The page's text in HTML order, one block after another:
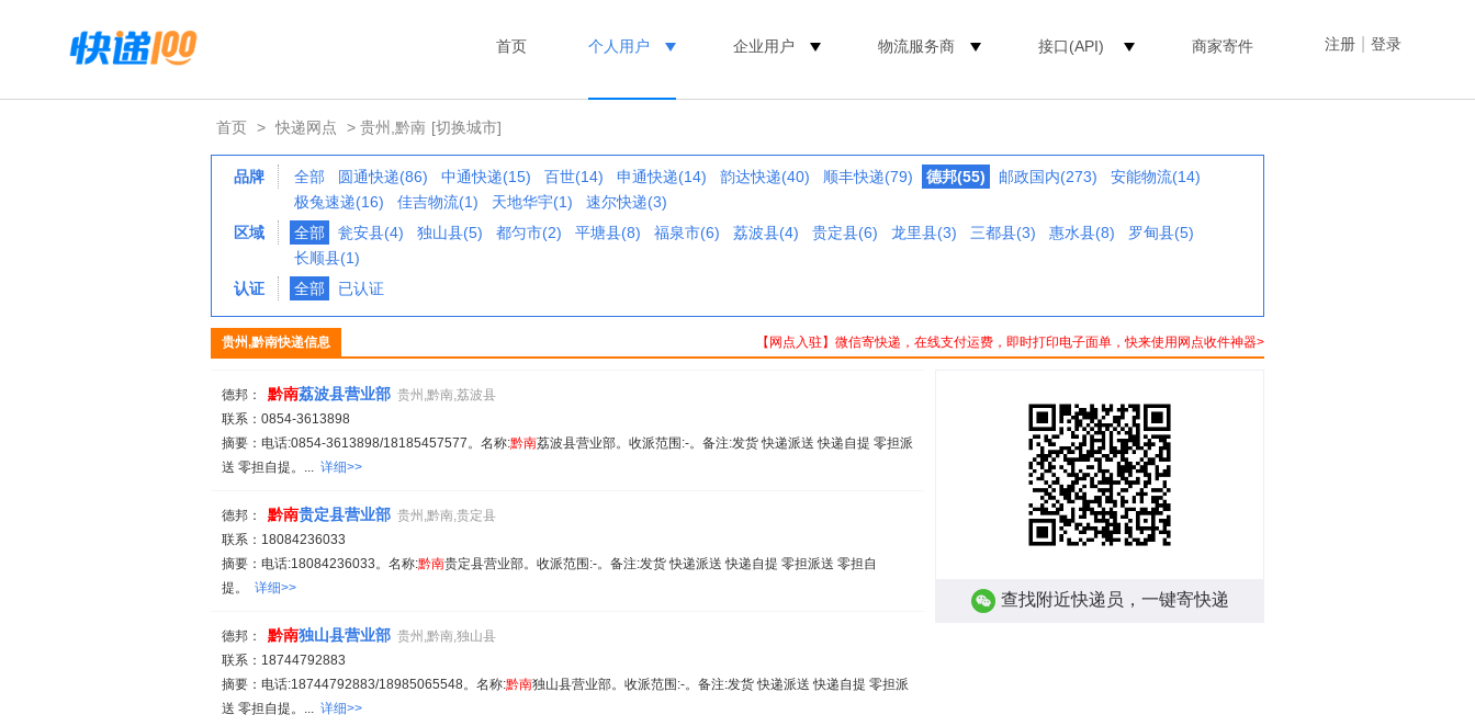
注册 登录
首页 个人用户 企业用户 物流服务商 接口(API) 商家寄件
首页 > 快递网点 > 贵州,黔南 [切换城市]
品牌 全部 圆通快递(86) 中通快递(15) 百世(14) 申通快递(14) 韵达快递(40) 顺丰快递(79) 德邦(55) 邮政国内(273)
安能物流(14)
极兔速递(16)
佳吉物流(1) 天地华宇(1)
速尔快递(3)
区域
全部 瓮安县(4) 独山县(5) 都匀市(2) 平塘县(8) 福泉市(6) 荔波县(4) 贵定县(6) 龙里县(3) 三都县(3) 惠水县(8)
罗甸县(5)
长顺县(1)
认证
全部 已认证
【网点入驻】微信寄快递，在线支付运费，即时打印电子面单，快来使用网点收件神器>
贵州,黔南快递信息
德邦： 黔南荔波县营业部 贵州,黔南,荔波县
联系：0854-3613898
摘要：电话:0854-3613898/18185457577。名称:黔南荔波县营业部。收派范围:-。备注:发货 快递派送 快递自提 零担派
送 零担自提。... 详细>>
德邦： 黔南贵定县营业部 贵州,黔南,贵定县
联系：18084236033
摘要：电话:18084236033。名称:黔南贵定县营业部。收派范围:-。备注:发货 快递派送 快递自提 零担派送 零担自
提。 详细>>
德邦： 黔南独山县营业部 贵州,黔南,独山县
联系：18744792883
摘要：电话:18744792883/18985065548。名称:黔南独山县营业部。收派范围:-。备注:发货 快递派送 快递自提 零担派
送 零担自提。... 详细>>
查找附近快递员，一键寄快递